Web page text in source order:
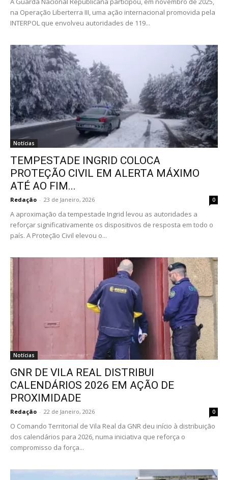
na Operação Liberterra III, uma ação internacional promovida pela
INTERPOL que envolveu autoridades de 119...
Notícias
TEMPESTADE INGRID COLOCA
PROTEÇÃO CIVIL EM ALERTA MÁXIMO
ATÉ AO FIM...
Redação - 23 de Janeiro, 2026 0
A aproximação da tempestade Ingrid levou as autoridades a
reforçar significativamente os dispositivos de resposta em todo o
país. A Proteção Civil elevou o...
Notícias
GNR DE VILA REAL DISTRIBUI
CALENDÁRIOS 2026 EM AÇÃO DE
PROXIMIDADE
Redação - 22 de Janeiro, 2026 0
O Comando Territorial de Vila Real da GNR deu início à distribuição
dos calendários para 2026, numa iniciativa que reforça o
compromisso da força...